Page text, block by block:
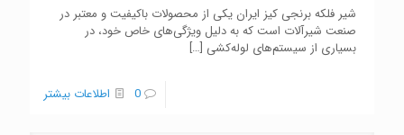
شیر فلکه برنجی کیز ایران یکی از محصولات باکیفیت و معتبر در
صنعت شیرآلات است که به دلیل ویژگی‌های خاص خود، در
بسیاری از سیستم‌های لوله‌کشی […]
0 اطلاعات بیشتر